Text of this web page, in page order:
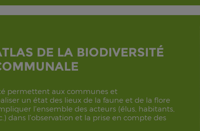
DE LA BIODIVERSITÉ
permettent aux communes et
un état des lieux de la faune et de la flore
l’ensemble des acteurs (élus, habitants,
dans l’observation et la prise en compte des